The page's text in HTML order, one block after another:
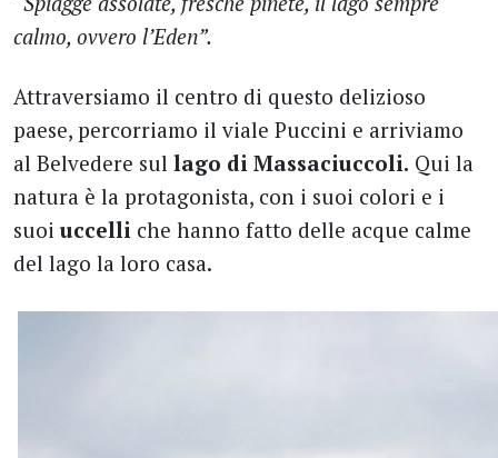
calmo, ovvero l’Eden”.
Attraversiamo il centro di questo delizioso
paese, percorriamo il viale Puccini e arriviamo
al Belvedere sul lago di Massaciuccoli. Qui la
natura è la protagonista, con i suoi colori e i
suoi uccelli che hanno fatto delle acque calme
del lago la loro casa.